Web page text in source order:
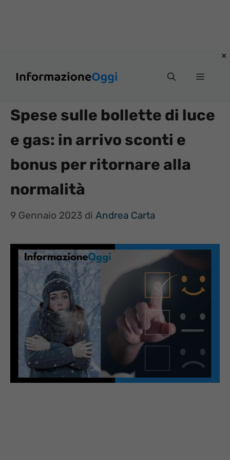
Menu
Spese sulle bollette di luce
e gas: in arrivo sconti e
bonus per ritornare alla
normalità
9 Gennaio 2023 di Andrea Carta